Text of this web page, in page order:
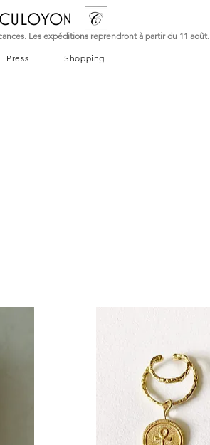
CULOYON
Les expéditions reprendront à partir du 11 août.
Press Shopping